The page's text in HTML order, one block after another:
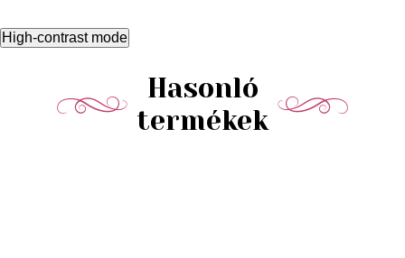
High-contrast mode
Hasonló
termékek